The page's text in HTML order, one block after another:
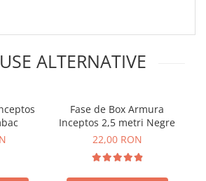
ALTERNATIVE
Fase de Box Armura
Inceptos 2,5 metri Negre
22,00 RON